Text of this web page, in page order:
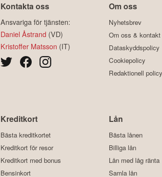
Kontakta oss
Ansvariga för tjänsten:
Daniel Åstrand (VD)
Kristoffer Matsson (IT)
Om oss
Nyhetsbrev
Om oss & kontakt
Dataskyddspolicy
Cookiepolicy
Redaktionell policy
Kreditkort
Bästa kreditkortet
Kreditkort för resor
Kreditkort med bonus
Bensinkort
Lån
Bästa lånen
Billiga lån
Lån med låg ränta
Samla lån